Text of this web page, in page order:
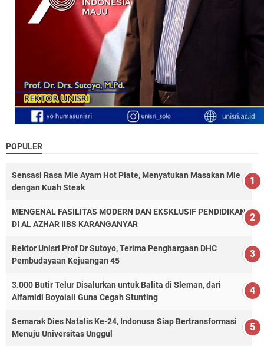
POPULER
Sensasi Rasa Mie Ayam Hot Plate, Menyatukan Masakan Mie
dengan Kuah Steak
MENGENAL FASILITAS MODERN DAN EKSKLUSIF PENDIDIKAN
DI AL AZHAR IIBS KARANGANYAR
Rektor Unisri Prof Dr Sutoyo, Terima Penghargaan DHC
Pembudayaan Kejuangan 45
3.000 Butir Telur Disalurkan untuk Balita di Sleman, dari
Alfamidi Boyolali Guna Cegah Stunting
Semarak Dies Natalis Ke-24, Indonusa Siap Bertransformasi
Menuju Universitas Unggul